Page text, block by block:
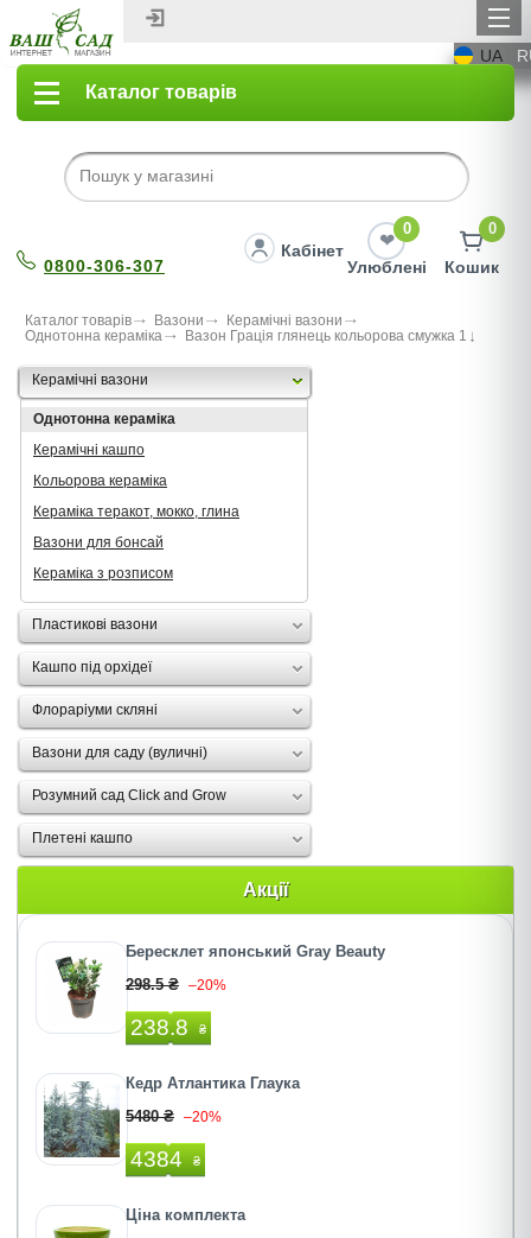
UA
Каталог товарів
0800-306-307
Кабінет
0
Улюблені
0
Кошик
Каталог товарів Вазони
Керамічні вазони
Однотонна кераміка
Вазон Грація глянець кольорова смужка 1
Керамічні вазони
Однотонна кераміка
Керамічні кашпо
Кольорова кераміка
Кераміка теракот, мокко, глина
Вазони для бонсай
Кераміка з розписом
Пластикові вазони
Кашпо під орхідеї
Флораріуми скляні
Вазони для саду (вуличні)
Розумний сад Click and Grow
Плетені кашпо
Акції
Бересклет японський Gray Beauty
298.5 ₴ –20%
238.8 ₴
Кедр Атлантика Глаука
5480 ₴ –20%
4384 ₴
Ціна комплекта